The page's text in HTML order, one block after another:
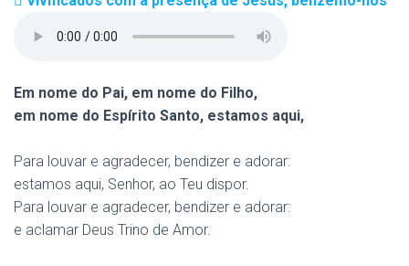
Em nome do Pai, em nome do Filho,
em nome do Espírito Santo, estamos aqui,
Para louvar e agradecer, bendizer e adorar:
estamos aqui, Senhor, ao Teu dispor.
Para louvar e agradecer, bendizer e adorar:
e aclamar Deus Trino de Amor.